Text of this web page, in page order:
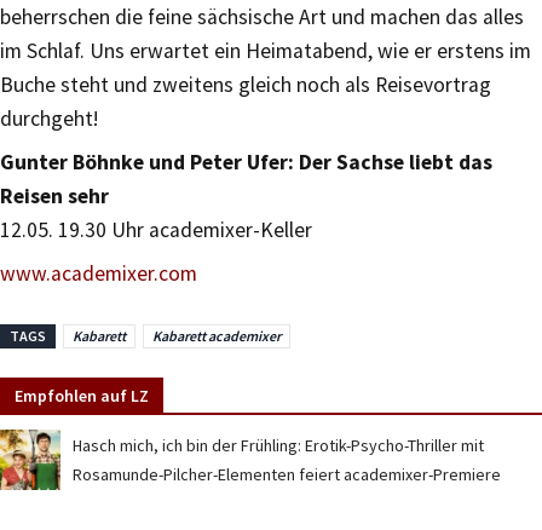
beherrschen die feine sächsische Art und machen das alles
im Schlaf. Uns erwartet ein Heimatabend, wie er erstens im
Buche steht und zweitens gleich noch als Reisevortrag
durchgeht!
Gunter Böhnke und Peter Ufer: Der Sachse liebt das
Reisen sehr
12.05. 19.30 Uhr academixer-Keller
www.academixer.com
TAGS Kabarett Kabarett academixer
Empfohlen auf LZ
Hasch mich, ich bin der Frühling: Erotik-Psycho-Thriller mit
Rosamunde-Pilcher-Elementen feiert academixer-Premiere